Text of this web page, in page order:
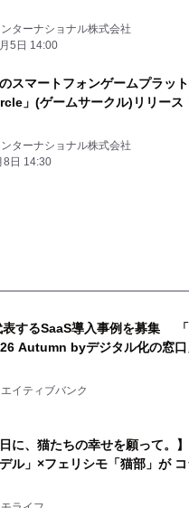
ターナショナル株式会社
5日 14:00
スマートフォンゲームプラッ
」(ゲームサークル)リリース
ターナショナル株式会社
8日 14:30
表するSaaS導入事例を募集 「
AWARD 2026 Autumn byデジタル化
イティブバンク
日に、猫たちの幸せを願って。
デル」×フェリシモ「猫部」が